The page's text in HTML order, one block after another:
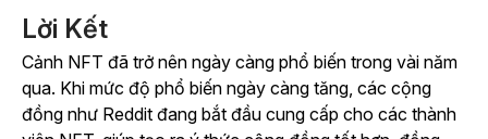
Lời Kết
Cảnh NFT đã trở nên ngày càng phổ biến trong vài năm
qua. Khi mức độ phổ biến ngày càng tăng, các cộng
đồng như Reddit đang bắt đầu cung cấp cho các thành